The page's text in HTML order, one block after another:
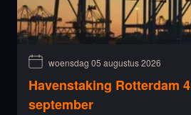
woensdag 05 augustus 2026
Havenstaking Rotterdam 4
september